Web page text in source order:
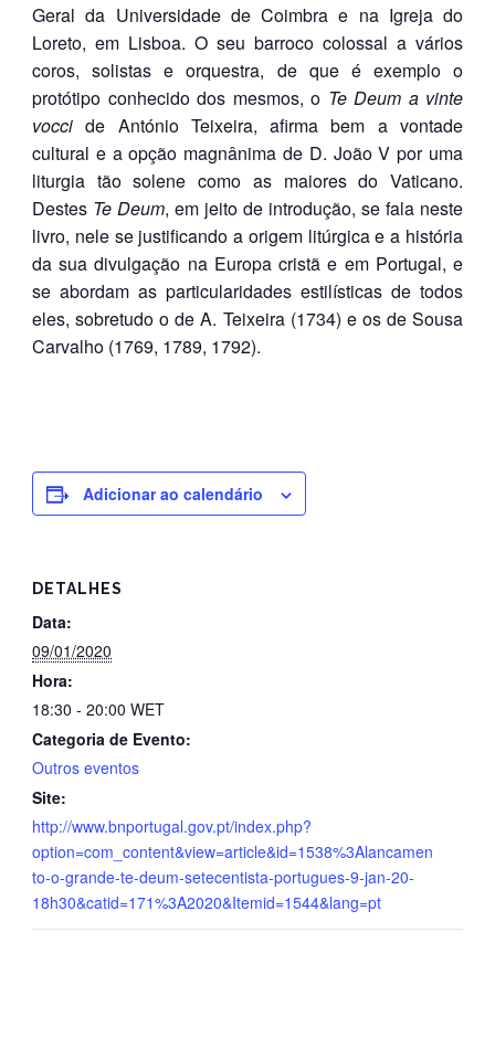
Geral da Universidade de Coimbra e na Igreja do
Loreto, em Lisboa. O seu barroco colossal a vários
coros, solistas e orquestra, de que é exemplo o
protótipo conhecido dos mesmos, o Te Deum a vinte
vocci de António Teixeira, afirma bem a vontade
cultural e a opção magnânima de D. João V por uma
liturgia tão solene como as maiores do Vaticano.
Destes Te Deum, em jeito de introdução, se fala neste
livro, nele se justificando a origem litúrgica e a história
da sua divulgação na Europa cristã e em Portugal, e
se abordam as particularidades estilísticas de todos
eles, sobretudo o de A. Teixeira (1734) e os de Sousa
Carvalho (1769, 1789, 1792).
Adicionar ao calendário
DETALHES
Data:
09/01/2020
Hora:
18:30 - 20:00 WET
Categoria de Evento:
Outros eventos
Site:
http://www.bnportugal.gov.pt/index.php?
option=com_content&view=article&id=1538%3Alancamen
to-o-grande-te-deum-setecentista-portugues-9-jan-20-
18h30&catid=171%3A2020&Itemid=1544&lang=pt